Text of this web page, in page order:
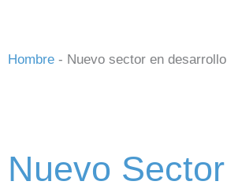
Hombre - Nuevo sector en desarrollo
Nuevo Sector